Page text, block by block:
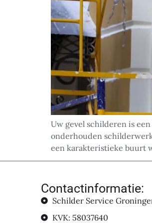
Uw gevel schilderen is
onderhouden
een karakteristieke buurt
Contactinformatie:
Schilder Service
KVK: 58037640